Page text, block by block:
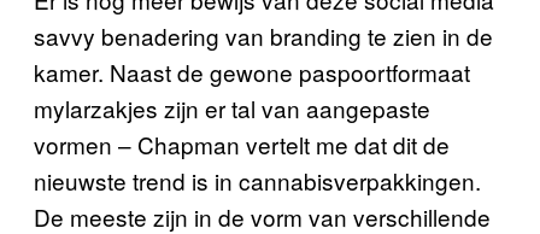
savvy benadering van branding te zien in de
kamer. Naast de gewone paspoortformaat
mylarzakjes zijn er tal van aangepaste
vormen – Chapman vertelt me dat dit de
nieuwste trend is in cannabisverpakkingen.
De meeste zijn in de vorm van verschillende